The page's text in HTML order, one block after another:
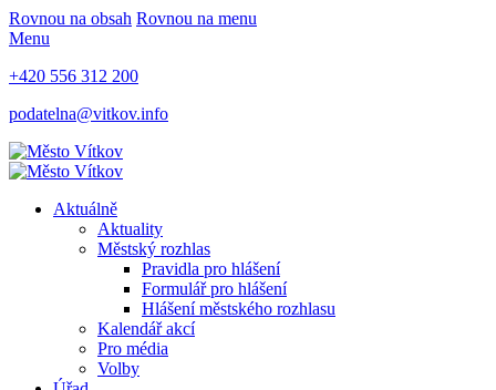
Rovnou na obsah Rovnou na menu
Menu
+420 556 312 200
podatelna@vitkov.info
Aktuálně
Aktuality
Městský rozhlas
Pravidla pro hlášení
Formulář pro hlášení
Hlášení městského rozhlasu
Kalendář akcí
Pro média
Volby